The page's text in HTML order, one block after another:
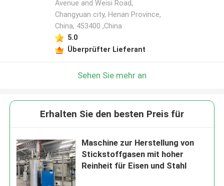
Avenue and Weisi Road,
Changyuan city, Henan Province,
China, 453400 ,China
5.0
Überprüfter Lieferant
Sehen Sie mehr an
Erhalten Sie den besten Preis für
Maschine zur Herstellung von
Stickstoffgasen mit hoher
Reinheit für Eisen und Stahl